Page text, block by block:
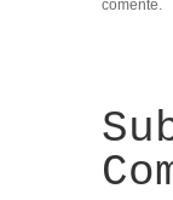
comente.